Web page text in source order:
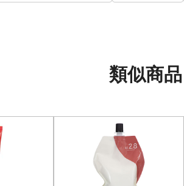
類似商品